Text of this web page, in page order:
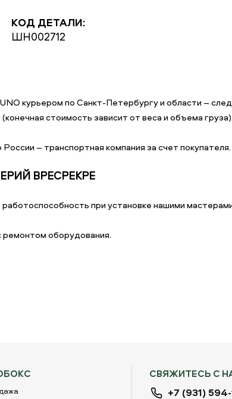
КОД ДЕТАЛИ:
ШН002712
курьером по Санкт-Петербургу и области –
стоимость зависит от веса и объема груза).
– транспортная компания за счет покупателя.
BPECPEKPE
при установке нашими
оборудования.
СВЯЖИТЕСЬ С
+7 (931)